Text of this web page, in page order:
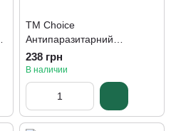
TM Choice
Антипаразитарний
комплекс Антипаразит 400
мг 30 капсул
238 грн
В наличии